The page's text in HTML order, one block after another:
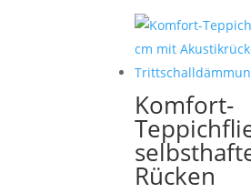
Komfort-
Rücken